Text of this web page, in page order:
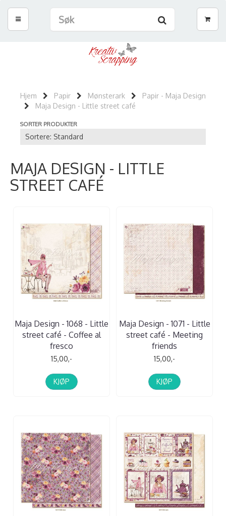
Hjem Papir Mønsterark
Papir - Maja Design
Maja Design - Little street café
SORTER PRODUKTER
MAJA DESIGN - LITTLE
STREET CAFÉ
Maja Design - 1068 - Little
street café - Coffee al
fresco
15,00,-
KJØP
Maja Design - 1071 - Little
street café - Meeting
friends
15,00,-
KJØP